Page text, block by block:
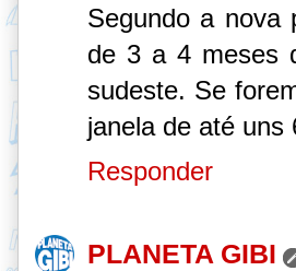
Segundo a nova
de 3 a 4 meses
sudeste. Se
janela de até uns
Responder
PLANETA GIBI